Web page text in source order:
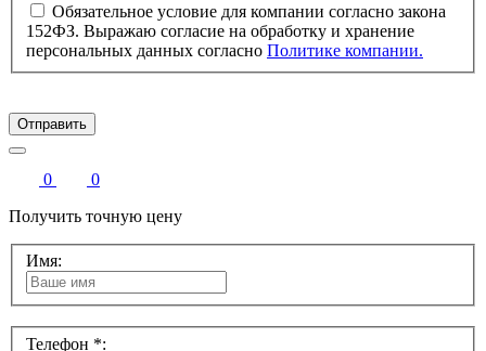
Обязательное условие для компании согласно закона
152ФЗ. Выражаю согласие на обработку и хранение
персональных данных согласно Политике компании.
Отправить
0
0
Получить точную цену
Имя:
Телефон *: